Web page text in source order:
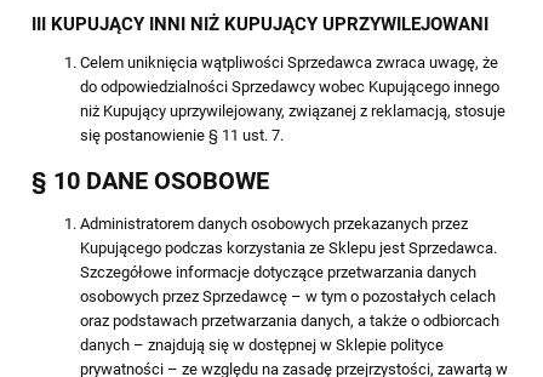
III KUPUJĄCY INNI NIŻ KUPUJĄCY UPRZYWILEJOWANI
Celem uniknięcia wątpliwości Sprzedawca zwraca uwagę, że
do odpowiedzialności Sprzedawcy wobec Kupującego innego
niż Kupujący uprzywilejowany, związanej z reklamacją, stosuje
się postanowienie § 11 ust. 7.
§ 10 DANE OSOBOWE
Administratorem danych osobowych przekazanych przez
Kupującego podczas korzystania ze Sklepu jest Sprzedawca.
Szczegółowe informacje dotyczące przetwarzania danych
osobowych przez Sprzedawcę – w tym o pozostałych celach
oraz podstawach przetwarzania danych, a także o odbiorcach
danych – znajdują się w dostępnej w Sklepie polityce
prywatności – ze względu na zasadę przejrzystości, zawartą w